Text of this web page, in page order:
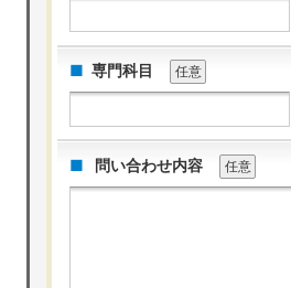
専門科目 任意
問い合わせ内容 任意